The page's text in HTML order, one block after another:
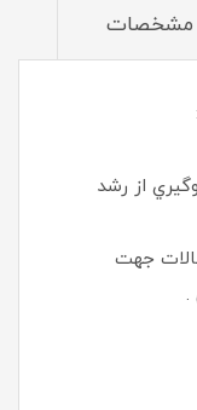
مشخصات
از رشد
جهت
.